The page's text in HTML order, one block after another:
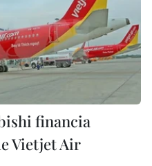
financia
Vietjet Air